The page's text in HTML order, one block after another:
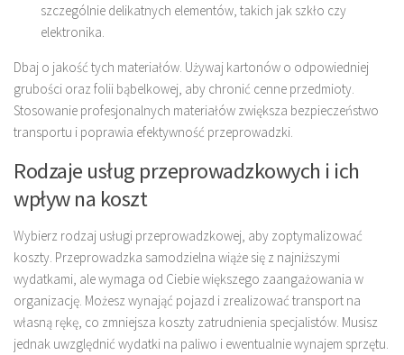
szczególnie delikatnych elementów, takich jak szkło czy
elektronika.
Dbaj o jakość tych materiałów. Używaj kartonów o odpowiedniej
grubości oraz folii bąbelkowej, aby chronić cenne przedmioty.
Stosowanie profesjonalnych materiałów zwiększa bezpieczeństwo
transportu i poprawia efektywność przeprowadzki.
Rodzaje usług przeprowadzkowych i ich
wpływ na koszt
Wybierz rodzaj usługi przeprowadzkowej, aby zoptymalizować
koszty. Przeprowadzka samodzielna wiąże się z najniższymi
wydatkami, ale wymaga od Ciebie większego zaangażowania w
organizację. Możesz wynająć pojazd i zrealizować transport na
własną rękę, co zmniejsza koszty zatrudnienia specjalistów. Musisz
jednak uwzględnić wydatki na paliwo i ewentualnie wynajem sprzętu.